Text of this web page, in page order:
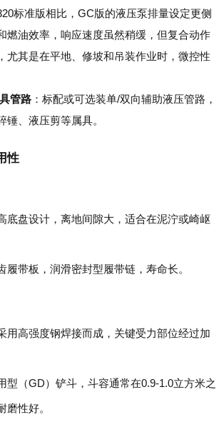
标准版相比，GC版的液压泵排量设定更侧
燃油效率，响应速度虽然稍缓，但复合动作
尤其是在平地、修坡和吊装作业时，微控性
管路 ：标配或可选装单/双向辅助液压管路，
锤、液压剪等属具。
性
底盘设计，离地间隙大，适合在泥泞或崎岖
履带板，润滑密封型履带链，寿命长。
用高强度钢焊接而成，关键受力部位经过加
型（GD）铲斗，斗容通常在0.9-1.0立方米之
磨性好。